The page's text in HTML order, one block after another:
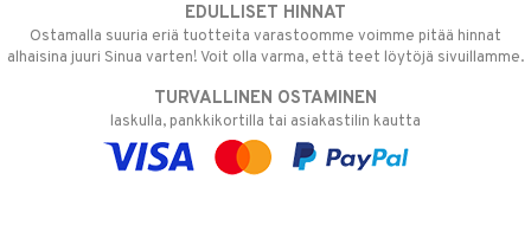
EDULLISET HINNAT
Ostamalla suuria eriä tuotteita varastoomme voimme pitää hinnat
alhaisina juuri Sinua varten! Voit olla varma, että teet löytöjä sivuillamme.
TURVALLINEN OSTAMINEN
laskulla, pankkikortilla tai asiakastilin kautta